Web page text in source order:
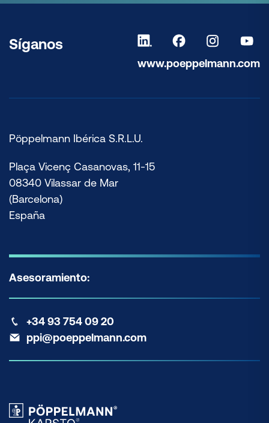
Síganos
www.poeppelmann.com
Pöppelmann Ibérica S.R.L.U.
Plaça Vicenç Casanovas, 11-15
08340 Vilassar de Mar
(Barcelona)
España
Asesoramiento:
+34 93 754 09 20
ppi@poeppelmann.com